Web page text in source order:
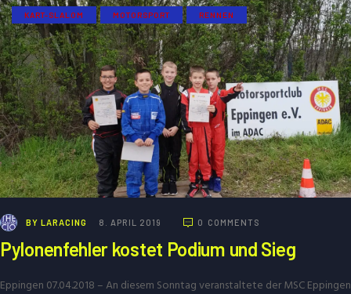
KART-SLALOM MOTORSPORT RENNEN
BY LARACING 8. APRIL 2019 0 COMMENTS
Pylonenfehler kostet Podium und Sieg
Eppingen 07.04.2018 – An diesem Sonntag veranstaltete der MSC Eppingen